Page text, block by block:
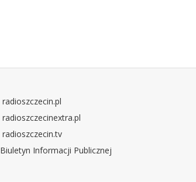
radioszczecin.pl
radioszczecinextra.pl
radioszczecin.tv
Biuletyn Informacji Publicznej